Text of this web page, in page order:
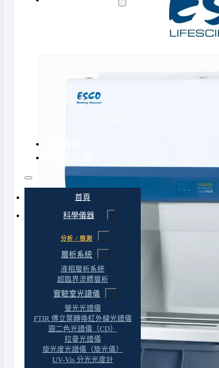
首頁
科學儀器
分析 / 檢測
層析系統
液相層析系統
超臨界流體層析
實驗室光譜儀
螢光光譜儀
FTIR 傅立葉轉換紅外線光譜儀
圓二色光譜儀（CD）
拉曼光譜儀
旋光度光譜儀（旋光儀）
UV-Vis 分光光度計